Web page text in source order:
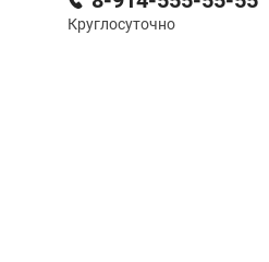
Круглосуточно